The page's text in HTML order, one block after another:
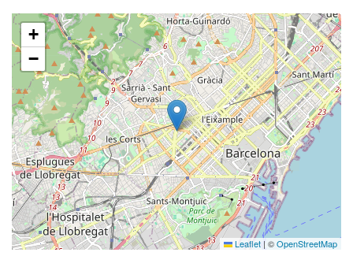
+
−
Leaflet | ©OpenStreetMap